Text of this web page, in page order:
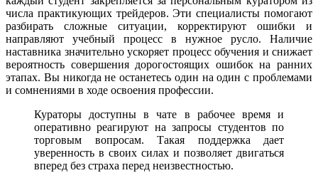
числа практикующих трейдеров. Эти специалисты помогают
разбирать сложные ситуации, корректируют ошибки и
направляют учебный процесс в нужное русло. Наличие
наставника значительно ускоряет процесс обучения и снижает
вероятность совершения дорогостоящих ошибок на ранних
этапах. Вы никогда не останетесь один на один с проблемами
и сомнениями в ходе освоения профессии.
Кураторы доступны в чате в рабочее время и
оперативно реагируют на запросы студентов по
торговым вопросам. Такая поддержка дает
уверенность в своих силах и позволяет двигаться
вперед без страха перед неизвестностью.